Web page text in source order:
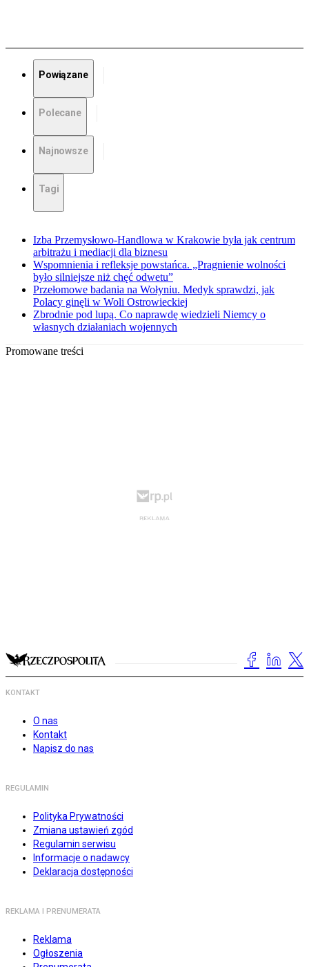
Powiązane
Polecane
Najnowsze
Tagi
Izba Przemysłowo-Handlowa w Krakowie była jak centrum
arbitrażu i mediacji dla biznesu
Wspomnienia i refleksje powstańca. „Pragnienie wolności
było silniejsze niż chęć odwetu”
Przełomowe badania na Wołyniu. Medyk sprawdzi, jak
Polacy ginęli w Woli Ostrowieckiej
Zbrodnie pod lupą. Co naprawdę wiedzieli Niemcy o
własnych działaniach wojennych
Promowane treści
KONTAKT
O nas
Kontakt
Napisz do nas
REGULAMIN
Polityka Prywatności
Zmiana ustawień zgód
Regulamin serwisu
Informacje o nadawcy
Deklaracja dostępności
REKLAMA I PRENUMERATA
Reklama
Ogłoszenia